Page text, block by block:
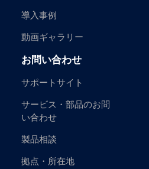
導入事例
動画ギャラリー
お問い合わせ
サポートサイト
サービス・部品のお問
い合わせ
製品相談
拠点・所在地